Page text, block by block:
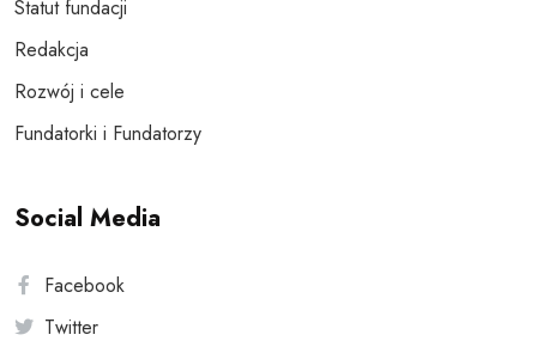
Statut fundacji
Redakcja
Rozwój i cele
Fundatorki i Fundatorzy
Social Media
Facebook
Twitter